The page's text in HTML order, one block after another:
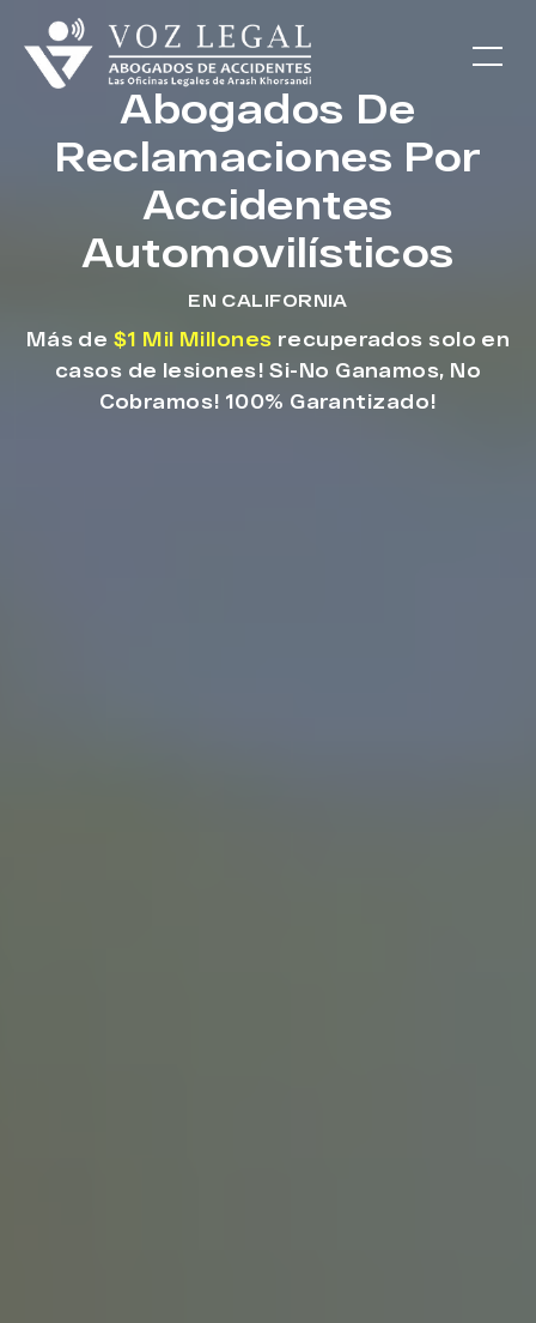
Abogados De
Reclamaciones Por
Accidentes
Automovilísticos
EN CALIFORNIA
Más de $1 Mil Millones recuperados solo en
casos de lesiones! Si-No Ganamos, No
Cobramos! 100% Garantizado!